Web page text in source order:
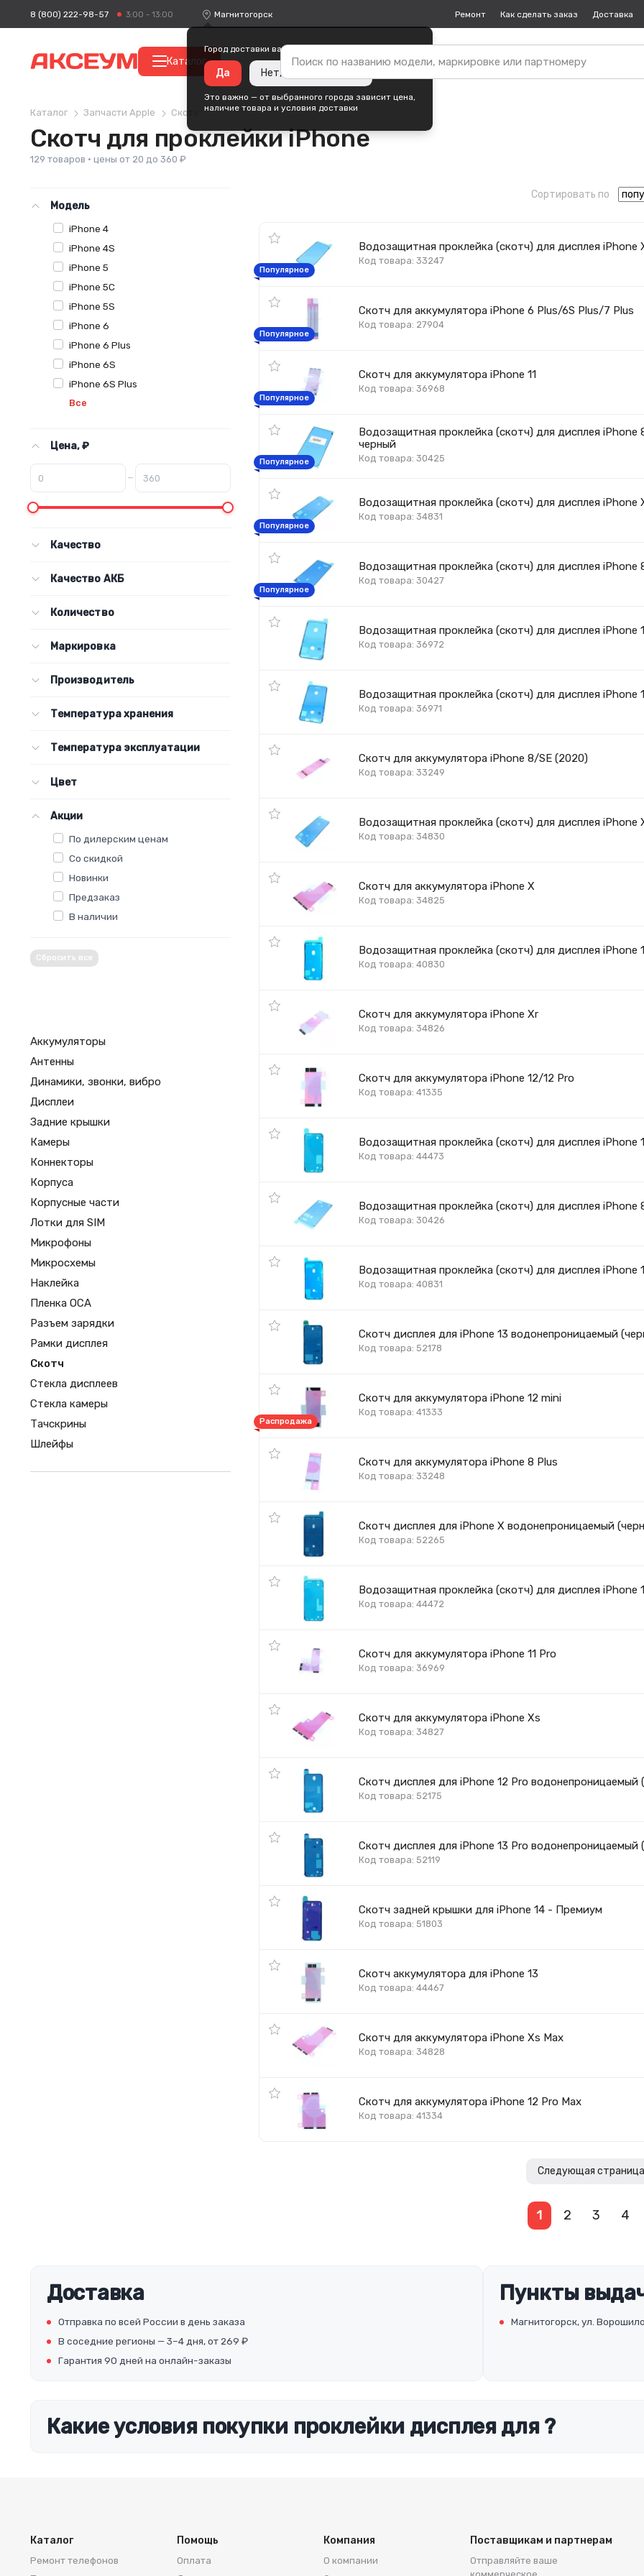
8 (800) 222-98-57 3:00 - 13:00 Магнитогорск
Город доставки ваших покупок —
Да Нет, изменить город
Это важно — от выбранного города зависит цена,
наличие товара и условия доставки
Ремонт Как сделать заказ Доставка
Каталог
Каталог Запчасти Apple Скотч
Скотч для проклейки iPhone
129 товаров · цены от 20 до 360 ₽
Модель
iPhone 4
iPhone 4S
iPhone 5
iPhone 5C
iPhone 5S
iPhone 6
iPhone 6 Plus
iPhone 6S
iPhone 6S Plus
Все
Цена, ₽
–
Качество
Качество АКБ
Количество
Маркировка
Производитель
Температура хранения
Температура эксплуатации
Цвет
Акции
По дилерским ценам
Со скидкой
Новинки
Предзаказ
В наличии
Сбросить все
Аккумуляторы
Антенны
Динамики, звонки, вибро
Дисплеи
Задние крышки
Камеры
Коннекторы
Корпуса
Корпусные части
Лотки для SIM
Микрофоны
Микросхемы
Наклейка
Пленка OCA
Разъем зарядки
Рамки дисплея
Скотч
Стекла дисплеев
Стекла камеры
Тачскрины
Шлейфы
Сортировать по
Водозащитная проклейка (скотч) для дисплея iPhone
Код товара: 33247
Популярное
Скотч для аккумулятора iPhone 6 Plus/6S Plus/7 Plus
Код товара: 27904
Популярное
Скотч для аккумулятора iPhone 11
Код товара: 36968
Популярное
Водозащитная проклейка (скотч) для дисплея iPhone
черный
Код товара: 30425
Популярное
Водозащитная проклейка (скотч) для дисплея iPhone
Код товара: 34831
Популярное
Водозащитная проклейка (скотч) для дисплея iPhone
Код товара: 30427
Популярное
Водозащитная проклейка (скотч) для дисплея iPhone
Код товара: 36972
Водозащитная проклейка (скотч) для дисплея iPhone
Код товара: 36971
Скотч для аккумулятора iPhone 8/SE (2020)
Код товара: 33249
Водозащитная проклейка (скотч) для дисплея iPhone
Код товара: 34830
Скотч для аккумулятора iPhone X
Код товара: 34825
Водозащитная проклейка (скотч) для дисплея iPhone
Код товара: 40830
Скотч для аккумулятора iPhone Xr
Код товара: 34826
Скотч для аккумулятора iPhone 12/12 Pro
Код товара: 41335
Водозащитная проклейка (скотч) для дисплея iPhone
Код товара: 44473
Водозащитная проклейка (скотч) для дисплея iPhone
Код товара: 30426
Водозащитная проклейка (скотч) для дисплея iPhone
Код товара: 40831
Скотч дисплея для iPhone 13 водонепроницаемый
Код товара: 52178
Скотч для аккумулятора iPhone 12 mini
Код товара: 41333
Распродажа
Скотч для аккумулятора iPhone 8 Plus
Код товара: 33248
Скотч дисплея для iPhone X водонепроницаемый
Код товара: 52265
Водозащитная проклейка (скотч) для дисплея iPhone
Код товара: 44472
Скотч для аккумулятора iPhone 11 Pro
Код товара: 36969
Скотч для аккумулятора iPhone Xs
Код товара: 34827
Скотч дисплея для iPhone 12 Pro
Код товара: 52175
Скотч дисплея для iPhone 13 Pro
Код товара: 52119
Скотч задней крышки для iPhone 14 - Премиум
Код товара: 51803
Скотч аккумулятора для iPhone 13
Код товара: 44467
Скотч для аккумулятора iPhone Xs Max
Код товара: 34828
Скотч для аккумулятора iPhone 12 Pro Max
Код товара: 41334
Следующая
1 2 3 4
Доставка
Отправка по всей России в день заказа
В соседние регионы — 3–4 дня, от 269 ₽
Гарантия 90 дней на онлайн-заказы
Пункты
Магнитогорск, ул.
Какие условия покупки проклейки дисплея для ?
Каталог
Ремонт телефонов
Помощь
Оплата
Компания
О компании
Поставщикам и партнерам
Отправляйте ваше